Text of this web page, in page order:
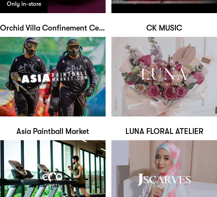
Only in-store
Orchid Villa Confinement Centre CK MUSIC
Asia Paintball Market LUNA FLORAL ATELIER